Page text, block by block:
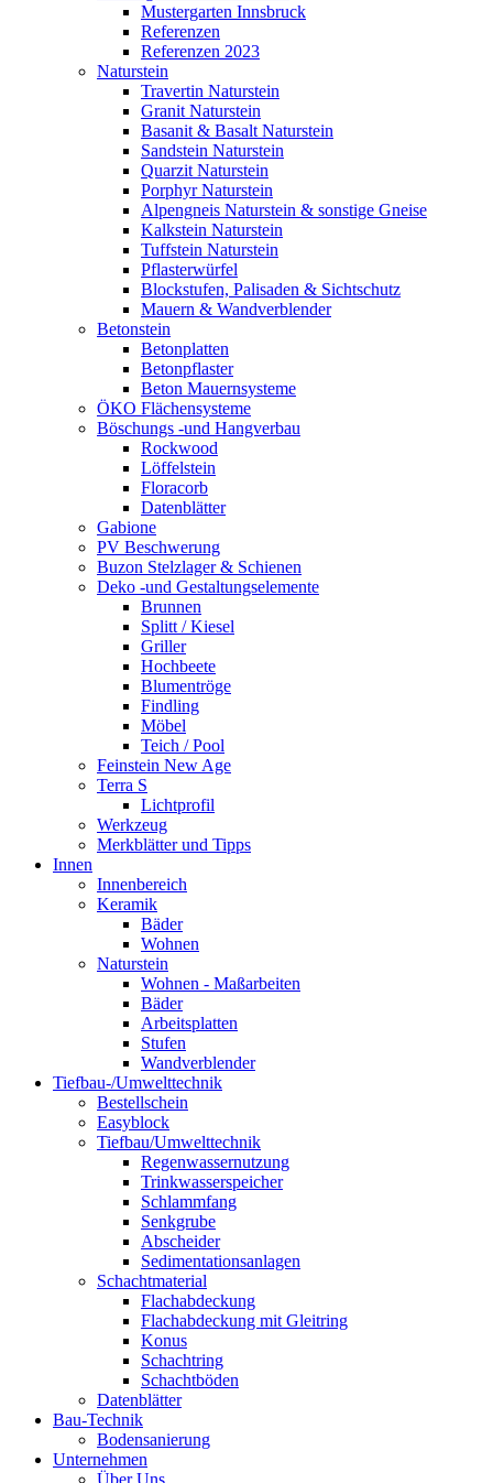
Mustergarten Innsbruck
Referenzen
Referenzen 2023
Naturstein
Travertin Naturstein
Granit Naturstein
Basanit & Basalt Naturstein
Sandstein Naturstein
Quarzit Naturstein
Porphyr Naturstein
Alpengneis Naturstein & sonstige Gneise
Kalkstein Naturstein
Tuffstein Naturstein
Pflasterwürfel
Blockstufen, Palisaden & Sichtschutz
Mauern & Wandverblender
Betonstein
Betonplatten
Betonpflaster
Beton Mauernsysteme
ÖKO Flächensysteme
Böschungs -und Hangverbau
Rockwood
Löffelstein
Floracorb
Datenblätter
Gabione
PV Beschwerung
Buzon Stelzlager & Schienen
Deko -und Gestaltungselemente
Brunnen
Splitt / Kiesel
Griller
Hochbeete
Blumentröge
Findling
Möbel
Teich / Pool
Feinstein New Age
Terra S
Lichtprofil
Werkzeug
Merkblätter und Tipps
Innen
Innenbereich
Keramik
Bäder
Wohnen
Naturstein
Wohnen - Maßarbeiten
Bäder
Arbeitsplatten
Stufen
Wandverblender
Tiefbau-/Umwelttechnik
Bestellschein
Easyblock
Tiefbau/Umwelttechnik
Regenwassernutzung
Trinkwasserspeicher
Schlammfang
Senkgrube
Abscheider
Sedimentationsanlagen
Schachtmaterial
Flachabdeckung
Flachabdeckung mit Gleitring
Konus
Schachtring
Schachtböden
Datenblätter
Bau-Technik
Bodensanierung
Unternehmen
Über Uns